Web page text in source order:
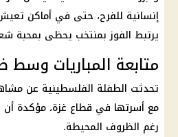
إنسانية للفرح، حتى في أماكن
يرتبط الفوز بمنتخب يحظى بمحبة
متابعة المباريات
تحدثت الطفلة الفلسطينية عن
مع أسرتها في قطاع غزة، مؤكدة أن
رغم الظروف المحيطة.